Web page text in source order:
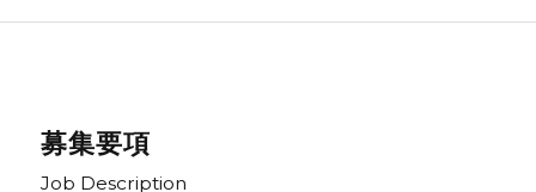
募集要項
Job Description